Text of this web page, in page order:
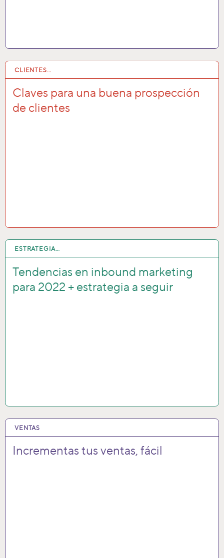
CLIENTES…
Claves para una buena prospección
de clientes
28 FEB 2022
ESTRATEGIA…
Tendencias en inbound marketing
para 2022 + estrategia a seguir
10 FEB 2022
VENTAS
Incrementas tus ventas, fácil
14 SEP 2021